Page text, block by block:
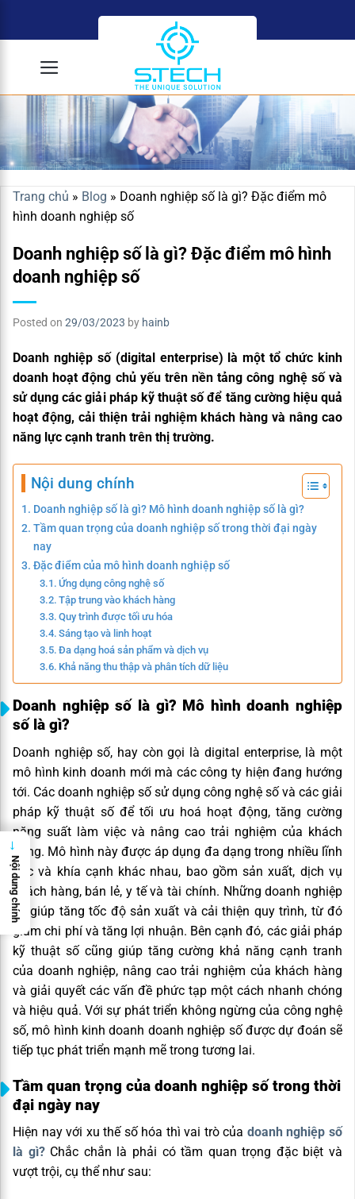
Trang chủ » Blog » Doanh nghiệp số là gì? Đặc điểm mô
hình doanh nghiệp số
Doanh nghiệp số là gì? Đặc điểm mô hình
doanh nghiệp số
Posted on 29/03/2023 by hainb
Doanh nghiệp số (digital enterprise) là một tổ chức kinh
doanh hoạt động chủ yếu trên nền tảng công nghệ số và
sử dụng các giải pháp kỹ thuật số để tăng cường hiệu quả
hoạt động, cải thiện trải nghiệm khách hàng và nâng cao
năng lực cạnh tranh trên thị trường.
Nội dung chính
Doanh nghiệp số là gì? Mô hình doanh nghiệp số là gì?
Tầm quan trọng của doanh nghiệp số trong thời đại ngày
nay
Đặc điểm của mô hình doanh nghiệp số
Ứng dụng công nghệ số
Tập trung vào khách hàng
Quy trình được tối ưu hóa
Sáng tạo và linh hoạt
Đa dạng hoá sản phẩm và dịch vụ
Khả năng thu thập và phân tích dữ liệu
Doanh nghiệp số là gì? Mô hình doanh nghiệp
số là gì?
Doanh nghiệp số, hay còn gọi là digital enterprise, là một
mô hình kinh doanh mới mà các công ty hiện đang hướng
tới. Các doanh nghiệp số sử dụng công nghệ số và các giải
pháp kỹ thuật số để tối ưu hoá hoạt động, tăng cường
năng suất làm việc và nâng cao trải nghiệm của khách
hàng. Mô hình này được áp dụng đa dạng trong nhiều lĩnh
vực và khía cạnh khác nhau, bao gồm sản xuất, dịch vụ
khách hàng, bán lẻ, y tế và tài chính. Những doanh nghiệp
số giúp tăng tốc độ sản xuất và cải thiện quy trình, từ đó
giảm chi phí và tăng lợi nhuận. Bên cạnh đó, các giải pháp
kỹ thuật số cũng giúp tăng cường khả năng cạnh tranh
của doanh nghiệp, nâng cao trải nghiệm của khách hàng
và giải quyết các vấn đề phức tạp một cách nhanh chóng
và hiệu quả. Với sự phát triển không ngừng của công nghệ
số, mô hình kinh doanh doanh nghiệp số được dự đoán sẽ
tiếp tục phát triển mạnh mẽ trong tương lai.
Tầm quan trọng của doanh nghiệp số trong thời
đại ngày nay
Hiện nay với xu thế số hóa thì vai trò của doanh nghiệp số
là gì?Chắc chắn là phải có tầm quan trọng đặc biệt và
vượt trội, cụ thể như sau:
→
Nội dung chính